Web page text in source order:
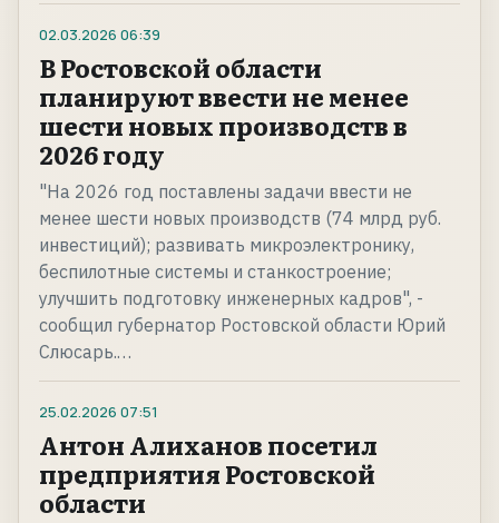
02.03.2026 06:39
В Ростовской области
планируют ввести не менее
шести новых производств в
2026 году
"На 2026 год поставлены задачи ввести не
менее шести новых производств (74 млрд руб.
инвестиций); развивать микроэлектронику,
беспилотные системы и станкостроение;
улучшить подготовку инженерных кадров", -
сообщил губернатор Ростовской области Юрий
Слюсарь.…
25.02.2026 07:51
Антон Алиханов посетил
предприятия Ростовской
области